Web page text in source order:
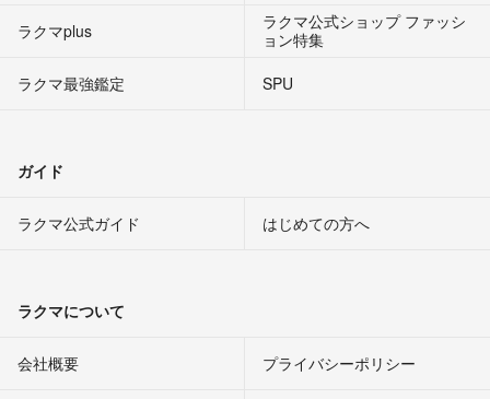
ラクマplus
ラクマ公式ショップ ファッシ
ョン特集
ラクマ最強鑑定
SPU
ガイド
ラクマ公式ガイド はじめての方へ
ラクマについて
会社概要 プライバシーポリシー